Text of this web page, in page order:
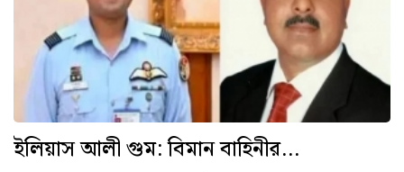
ইলিয়াস আলী গুম: বিমান বাহিনীর...